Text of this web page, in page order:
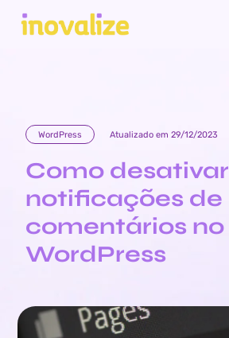
WordPress Atualizado em 29/12/2023
Como desativar
notificações de
comentários no
WordPress